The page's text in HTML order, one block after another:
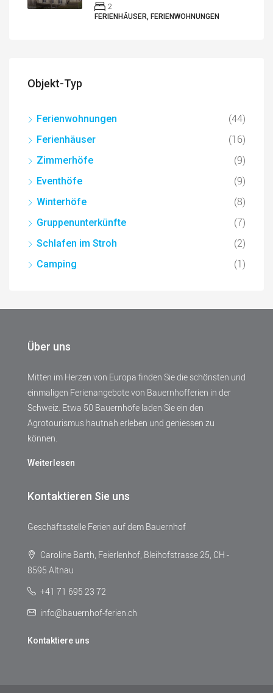
2
FERIENHÄUSER, FERIENWOHNUNGEN
Objekt-Typ
Ferienwohnungen (44)
Ferienhäuser (16)
Zimmerhöfe (9)
Eventhöfe (9)
Winterhöfe (8)
Gruppenunterkünfte (7)
Schlafen im Stroh (2)
Camping (1)
Über uns
Mitten im Herzen von Europa finden Sie die schönsten und
einmaligen Ferienangebote von Bauernhofferien in der
Schweiz. Etwa 50 Bauernhöfe laden Sie ein den
Agrotourismus hautnah erleben und geniessen zu
können.
Weiterlesen
Kontaktieren Sie uns
Geschäftsstelle Ferien auf dem Bauernhof
Caroline Barth, Feierlenhof, Bleihofstrasse 25, CH -
8595 Altnau
+41 71 695 23 72
info@bauernhof-ferien.ch
Kontaktiere uns